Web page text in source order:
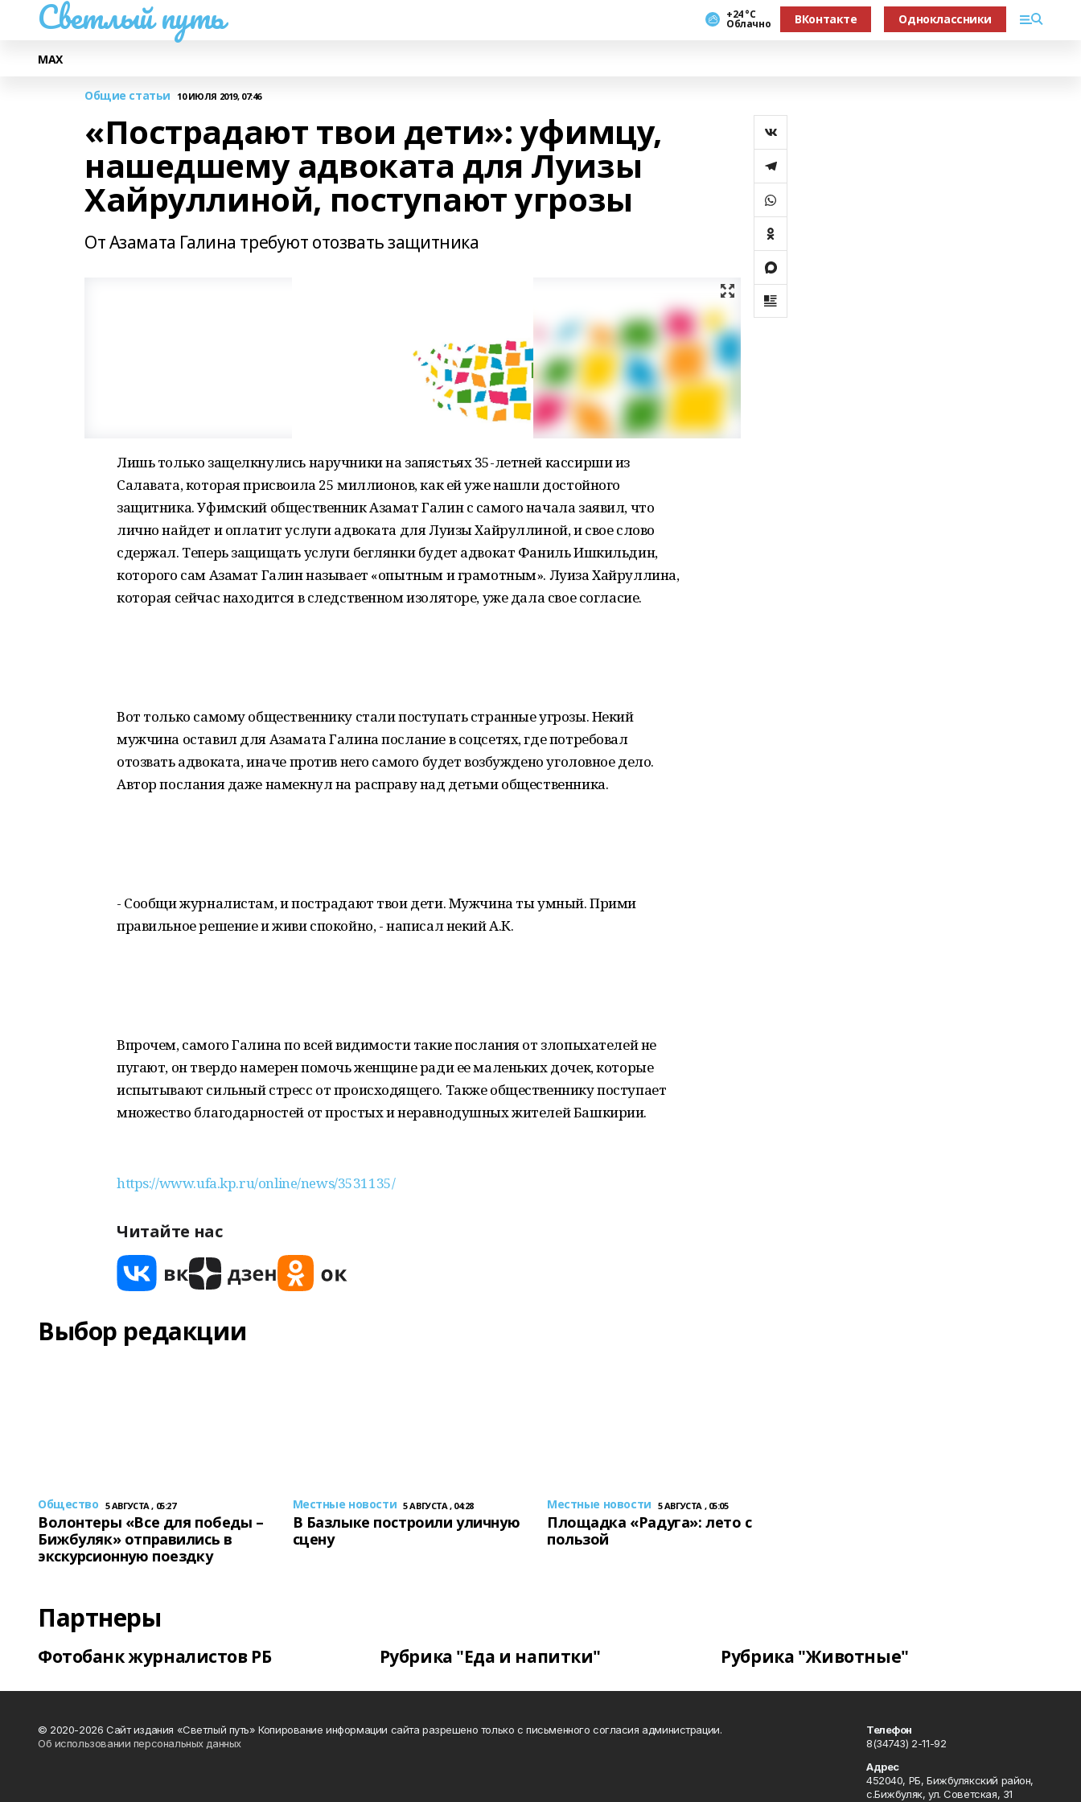
Светлый путь +24 °С
Облачно ВКонтакте Одноклассники
МАХ
Общие статьи 10 ИЮЛЯ 2019, 07:46
«Пострадают твои дети»: уфимцу,
нашедшему адвоката для Луизы
Хайруллиной, поступают угрозы
От Азамата Галина требуют отозвать защитника
Лишь только защелкнулись наручники на запястьях 35-летней кассирши из
Салавата, которая присвоила 25 миллионов, как ей уже нашли достойного
защитника. Уфимский общественник Азамат Галин с самого начала заявил, что
лично найдет и оплатит услуги адвоката для Луизы Хайруллиной, и свое слово
сдержал. Теперь защищать услуги беглянки будет адвокат Фаниль Ишкильдин,
которого сам Азамат Галин называет «опытным и грамотным». Луиза Хайруллина,
которая сейчас находится в следственном изоляторе, уже дала свое согласие.
Вот только самому общественнику стали поступать странные угрозы. Некий
мужчина оставил для Азамата Галина послание в соцсетях, где потребовал
отозвать адвоката, иначе против него самого будет возбуждено уголовное дело.
Автор послания даже намекнул на расправу над детьми общественника.
- Сообщи журналистам, и пострадают твои дети. Мужчина ты умный. Прими
правильное решение и живи спокойно, - написал некий А.К.
Впрочем, самого Галина по всей видимости такие послания от злопыхателей не
пугают, он твердо намерен помочь женщине ради ее маленьких дочек, которые
испытывают сильный стресс от происходящего. Также общественнику поступает
множество благодарностей от простых и неравнодушных жителей Башкирии.
https://www.ufa.kp.ru/online/news/3531135/
Читайте нас
Выбор редакции
Общество 5 АВГУСТА , 05:27
Волонтеры «Все для победы –
Бижбуляк» отправились в
экскурсионную поездку
Местные новости 5 АВГУСТА , 04:28
В Базлыке построили уличную
сцену
Местные новости 5 АВГУСТА , 05:05
Площадка «Радуга»: лето с
пользой
Партнеры
Фотобанк журналистов РБ Рубрика "Еда и напитки" Рубрика "Животные"
© 2020-2026 Сайт издания «Светлый путь» Копирование информации сайта разрешено только с письменного согласия администрации.
Об использовании персональных данных
Телефон
8(34743) 2-11-92
Адрес
452040, РБ, Бижбулякский район,
с.Бижбуляк, ул. Советская, 31